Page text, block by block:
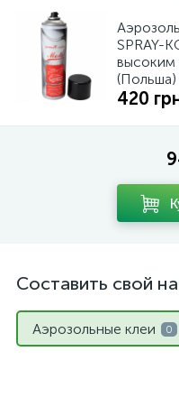
SPRAY-
высоким
420
Составить свой
Аэрозольные клеи 0